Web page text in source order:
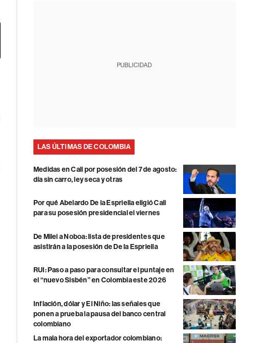
PUBLICIDAD
LAS ÚLTIMAS DE COLOMBIA
Medidas en Cali por posesión del 7 de agosto:
día sin carro, ley seca y otras
Por qué Abelardo De la Espriella eligió Cali
para su posesión presidencial el viernes
De Milei a Noboa: lista de presidentes que
asistirán a la posesión de De la Espriella
RUI: Paso a paso para consultar el puntaje en
el “nuevo Sisbén” en Colombia este 2026
Inflación, dólar y El Niño: las señales que
ponen a prueba la pausa del banco central
colombiano
La mala hora del exportador colombiano: